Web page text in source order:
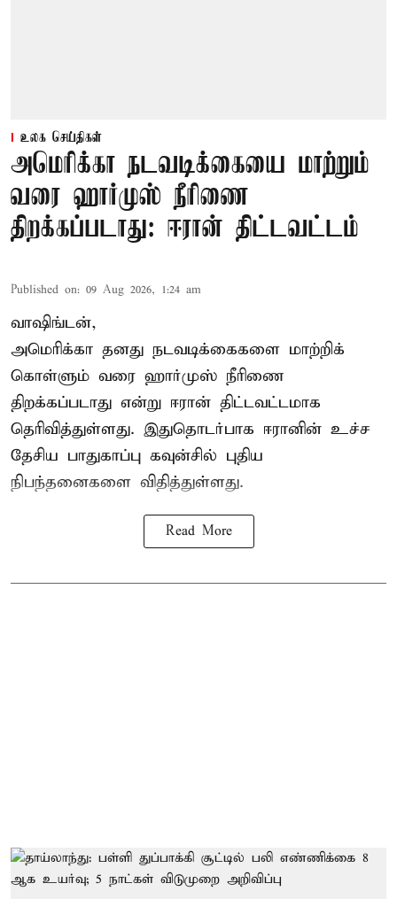
உலக செய்திகள்
அமெரிக்கா நடவடிக்கையை மாற்றும்
வரை ஹார்முஸ் நீரிணை
திறக்கப்படாது: ஈரான் திட்டவட்டம்
Published on: 09 Aug 2026, 1:24 am
வாஷிங்டன்,
அமெரிக்கா தனது நடவடிக்கைகளை மாற்றிக்
கொள்ளும் வரை ஹார்முஸ் நீரிணை
திறக்கப்படாது என்று ஈரான் திட்டவட்டமாக
தெரிவித்துள்ளது. இதுதொடர்பாக ஈரானின் உச்ச
தேசிய பாதுகாப்பு கவுன்சில் புதிய
நிபந்தனைகளை விதித்துள்ளது.
Read More